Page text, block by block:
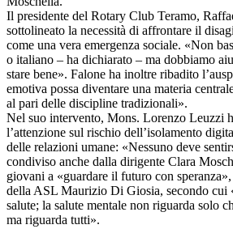
Il presidente del Rotary Club Teramo,
sottolineato la necessità di affrontare il
come una vera emergenza sociale. «Non
o italiano – ha dichiarato – ma dobbiamo
stare bene». Falone ha inoltre ribadito
emotiva possa diventare una materia
al pari delle discipline tradizionali».
Nel suo intervento, Mons. Lorenzo Leuzzi
l’attenzione sul rischio dell’isolamento
delle relazioni umane: «Nessuno deve
condiviso anche dalla dirigente Clara
giovani a «guardare il futuro con
della ASL Maurizio Di Giosia, secondo cui
salute; la salute mentale non riguarda solo
ma riguarda tutti».